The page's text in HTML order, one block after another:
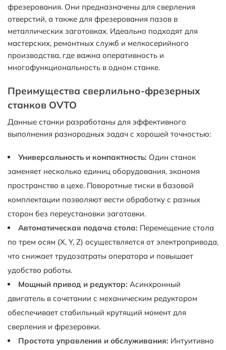
фрезерования. Они предназначены для сверления
отверстий, а также для фрезерования пазов в
металлических заготовках. Идеально подходят для
мастерских, ремонтных служб и мелкосерийного
производства, где важна оперативность и
многофункциональность в одном станке.
Преимущества сверлильно-фрезерных
станков OVTO
Данные станки разработаны для эффективного
выполнения разнородных задач с хорошей точностью:
Универсальность и компактность: Один станок
заменяет несколько единиц оборудования, экономя
пространство в цехе. Поворотные тиски в базовой
комплектации позволяют вести обработку с разных
сторон без переустановки заготовки.
Автоматическая подача стола: Перемещение стола
по трем осям (X, Y, Z) осуществляется от электропривода,
что снижает трудозатраты оператора и повышает
удобство работы.
Мощный привод и редуктор: Асинхронный
двигатель в сочетании с механическим редуктором
обеспечивает стабильный крутящий момент для
сверления и фрезеровки.
Простота управления и обслуживания: Интуитивно